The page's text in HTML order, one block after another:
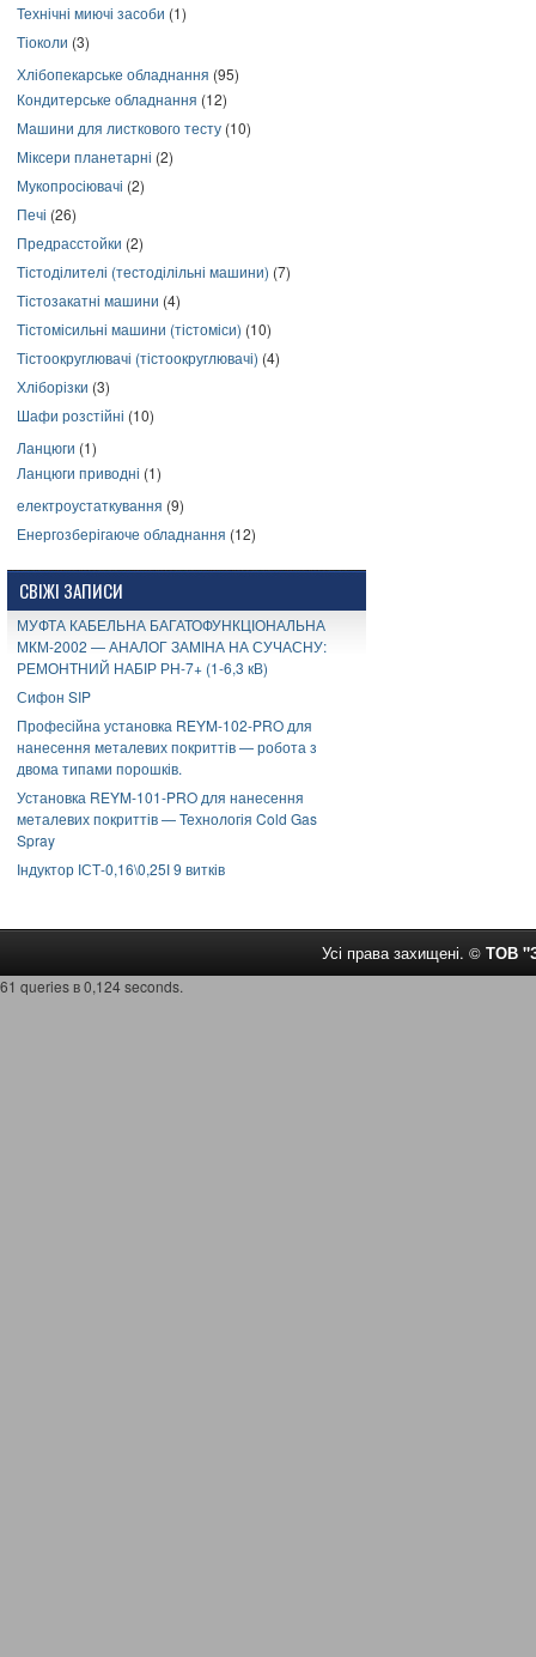
Технічні миючі засоби (1)
Тіоколи (3)
Хлібопекарське обладнання (95)
Кондитерське обладнання (12)
Машини для листкового тесту (10)
Міксери планетарні (2)
Мукопросіювачі (2)
Печі (26)
Предрасстойки (2)
Тістоділителі (тестоділільні машини) (7)
Тістозакатні машини (4)
Тістомісильні машини (тістоміси) (10)
Тістоокруглювачі (тістоокруглювачі) (4)
Хліборізки (3)
Шафи розстійні (10)
Ланцюги (1)
Ланцюги приводні (1)
електроустаткування (9)
Енергозберігаюче обладнання (12)
СВІЖІ ЗАПИСИ
МУФТА КАБЕЛЬНА БАГАТОФУНКЦІОНАЛЬНА
МКМ-2002 — АНАЛОГ ЗАМІНА НА СУЧАСНУ:
РЕМОНТНИЙ НАБІР РН-7+ (1-6,3 кВ)
Сифон SIP
Професійна установка REYM-102-PRO для
нанесення металевих покриттів — робота з
двома типами порошків.
Установка REYM-101-PRO для нанесення
металевих покриттів — Технологія Cold Gas
Spray
Індуктор ІСТ-0,16\0,25І 9 витків
Усі права захищені. © ТОВ
61 queries в 0,124 seconds.